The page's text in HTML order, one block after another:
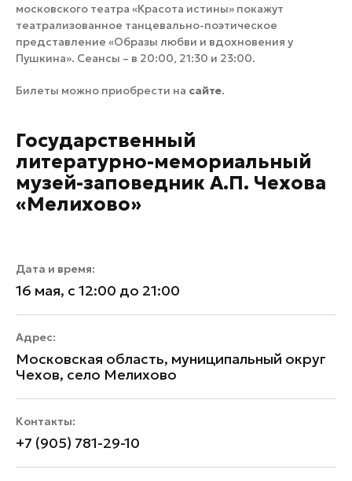
московского театра «Красота истины» покажут
театрализованное танцевально-поэтическое
представление «Образы любви и вдохновения у
Пушкина». Сеансы – в 20:00, 21:30 и 23:00.
Билеты можно приобрести на сайте.
Государственный
литературно-мемориальный
музей-заповедник А.П. Чехова
«Мелихово»
Дата и время:
16 мая, с 12:00 до 21:00
Адрес:
Московская область, муниципальный округ
Чехов, село Мелихово
Контакты:
+7 (905) 781-29-10